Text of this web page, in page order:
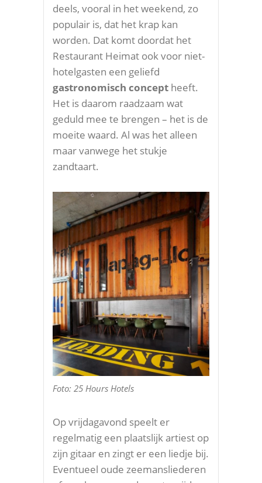
deels, vooral in het weekend, zo
populair is, dat het krap kan
worden. Dat komt doordat het
Restaurant Heimat ook voor niet-
hotelgasten een geliefd
gastronomisch concept heeft.
Het is daarom raadzaam wat
geduld mee te brengen – het is de
moeite waard. Al was het alleen
maar vanwege het stukje
zandtaart.
Foto: 25 Hours Hotels
Op vrijdagavond speelt er
regelmatig een plaatslijk artiest op
zijn gitaar en zingt er een liedje bij.
Eventueel oude zeemansliederen